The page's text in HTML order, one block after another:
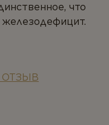
что